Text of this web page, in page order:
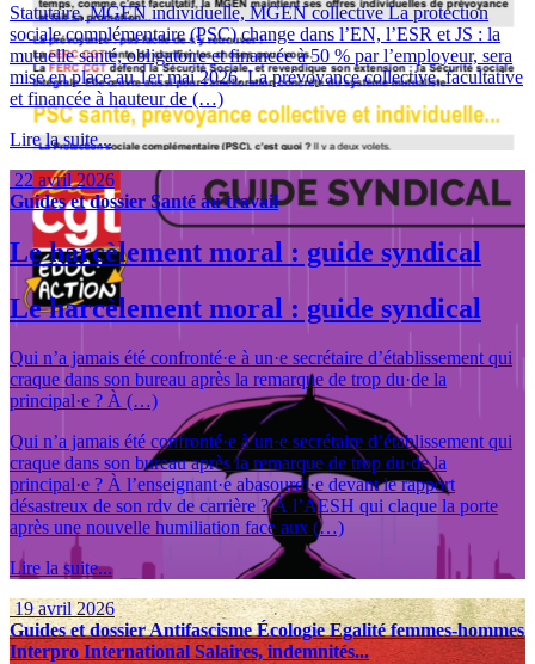
Statutaire, MGEN individuelle, MGEN collective La protection
sociale complémentaire (PSC) change dans l’EN, l’ESR et JS : la
mutuelle santé, obligatoire et financée à 50 % par l’employeur, sera
mise en place au 1er mai 2026. La prévoyance collective, facultative
et financée à hauteur de (…)
Lire la suite...
22 avril 2026
Guides et dossier Santé au travail
Le harcèlement moral : guide syndical
Le harcèlement moral : guide syndical
Qui n’a jamais été confronté·e à un·e secrétaire d’établissement qui
craque dans son bureau après la remarque de trop du·de la
principal·e ? À (…)
Qui n’a jamais été confronté·e à un·e secrétaire d’établissement qui
craque dans son bureau après la remarque de trop du·de la
principal·e ? À l’enseignant·e abasourdi·e devant le rapport
désastreux de son rdv de carrière ? À l’AESH qui claque la porte
après une nouvelle humiliation face aux (…)
Lire la suite...
19 avril 2026
Guides et dossierAntifascismeÉcologieEgalité femmes-hommes
Interpro InternationalSalaires, indemnités...